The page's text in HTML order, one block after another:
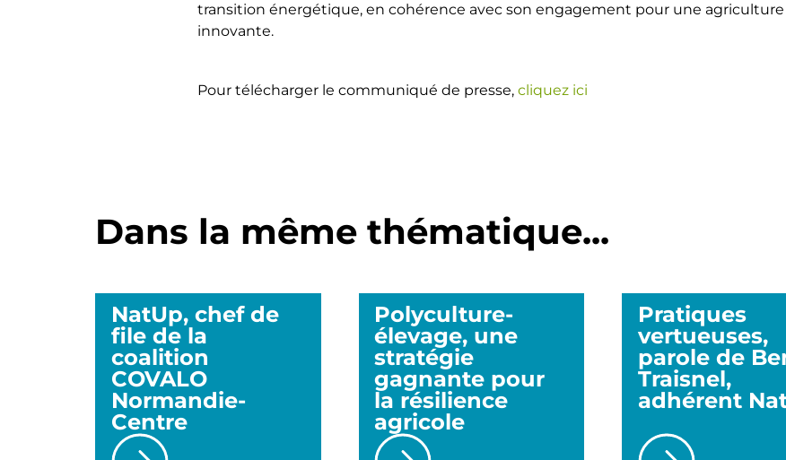
transition énergétique, en cohérence avec son engagement pour une
innovante.
Pour télécharger le communiqué de presse, cliquez ici
Dans la même thématique...
NatUp, chef de
file de la
coalition
COVALO
Normandie-
Centre
Polyculture-
élevage, une
stratégie
gagnante pour
la résilience
agricole
Pratiques
vertueuses,
parole de
Traisnel,
adhérent